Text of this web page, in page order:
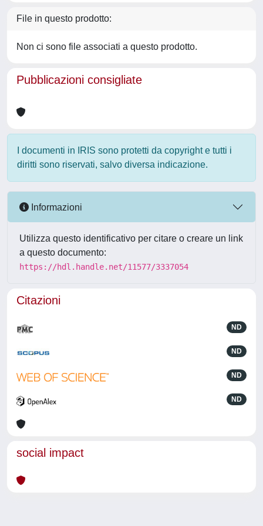
File in questo prodotto:
Non ci sono file associati a questo prodotto.
Pubblicazioni consigliate
I documenti in IRIS sono protetti da copyright e tutti i
diritti sono riservati, salvo diversa indicazione.
Informazioni
Utilizza questo identificativo per citare o creare un link
a questo documento:
https://hdl.handle.net/11577/3337054
Citazioni
ND
ND
ND
ND
social impact